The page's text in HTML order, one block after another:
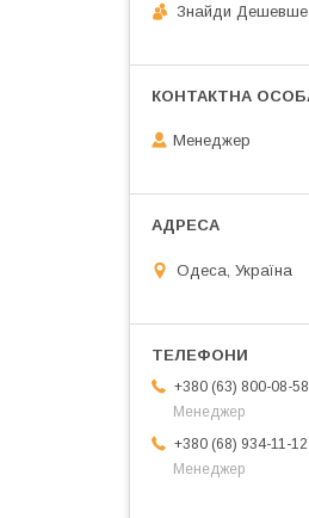
Знайди Дешевше
Менеджер
Одеса, Україна
+380 (63) 800-08-58
Менеджер
+380 (68) 934-11-12
Менеджер